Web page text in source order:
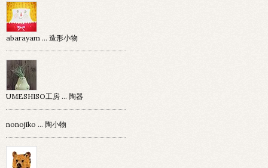
abarayam … 造形小物
UMESHISO工房 … 陶器
nonojiko ... 陶小物